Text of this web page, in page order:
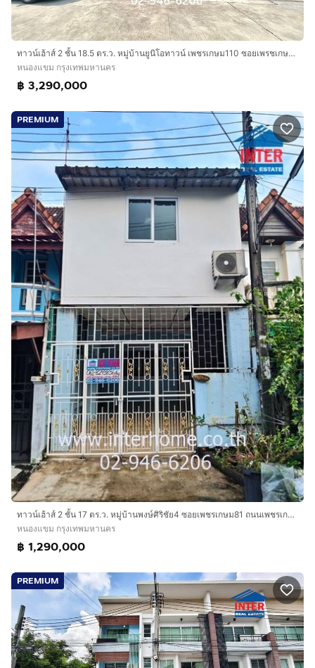
ทาวน์เฮ้าส์ 2 ชั้น 18.5 ตร.ว. หมู่บ้านยูนิโอทาวน์ เพชรเกษม110 ซอยเพรชเกษม110 ถนนเพชรเกษม เขตหนองแขม กรุงเทพมหานคร
หนองแขม กรุงเทพมหานคร
฿ 3,290,000
PREMIUM
ทาวน์เฮ้าส์ 2 ชั้น 17 ตร.ว. หมู่บ้านพงษ์ศิริชัย4 ซอยเพชรเกษม81 ถนนเพชรเกษม ถนนมาเจริญ ถนนพุทธมณฑลสาย4 เขตหนองแขม กรุงเทพมหานคร
หนองแขม กรุงเทพมหานคร
฿ 1,290,000
PREMIUM